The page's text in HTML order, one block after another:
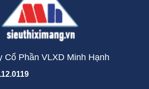
Cổ Phần VLXD Minh Hạnh